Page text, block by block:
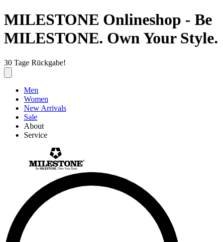
MILESTONE Onlineshop - Be
MILESTONE. Own Your Style.
30 Tage Rückgabe!
Men
Women
New Arrivals
Sale
About
Service